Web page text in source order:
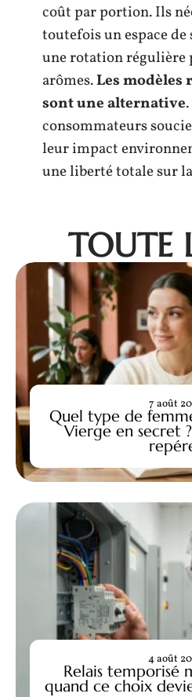
coût par portion. Ils
toutefois un espace de
une rotation régulière
arômes.Les modèles
sont une alternative
consommateurs
leur impact
une liberté totale sur
TOUTE
Quel type de
Vierge en secret
7 août
Relais temporisé
quand ce choix
4 août